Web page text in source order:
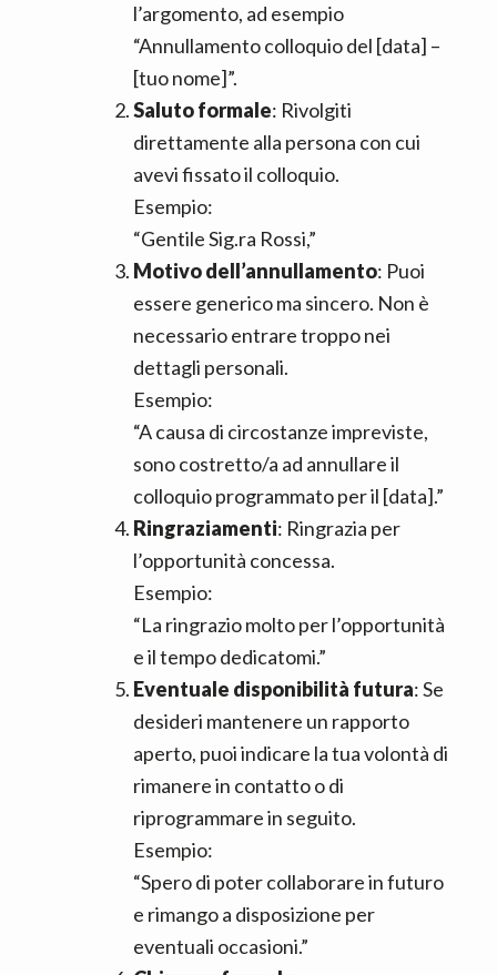
l’argomento, ad esempio
“Annullamento colloquio del [data] –
[tuo nome]”.
Saluto formale: Rivolgiti
direttamente alla persona con cui
avevi fissato il colloquio.
Esempio:
“Gentile Sig.ra Rossi,”
Motivo dell’annullamento: Puoi
essere generico ma sincero. Non è
necessario entrare troppo nei
dettagli personali.
Esempio:
“A causa di circostanze impreviste,
sono costretto/a ad annullare il
colloquio programmato per il [data].”
Ringraziamenti: Ringrazia per
l’opportunità concessa.
Esempio:
“La ringrazio molto per l’opportunità
e il tempo dedicatomi.”
Eventuale disponibilità futura: Se
desideri mantenere un rapporto
aperto, puoi indicare la tua volontà di
rimanere in contatto o di
riprogrammare in seguito.
Esempio:
“Spero di poter collaborare in futuro
e rimango a disposizione per
eventuali occasioni.”